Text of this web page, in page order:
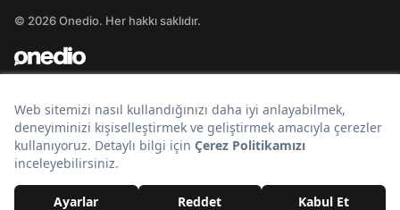
© 2026 Onedio. Her hakkı saklıdır.
Bir markasıdır.